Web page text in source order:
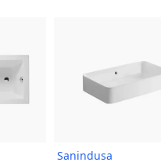
do Produto
Sanindusa